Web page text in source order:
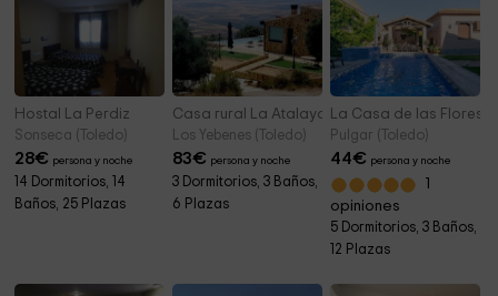
Hostal La Perdiz
Sonseca (Toledo)
28€ persona y noche
14 Dormitorios, 14
Baños, 25 Plazas
Casa rural La Atalaya
Los Yebenes (Toledo)
83€ persona y noche
3 Dormitorios, 3 Baños,
6 Plazas
La Casa de las Flores
Pulgar (Toledo)
44€ persona y noche
opiniones
5 Dormitorios, 3 Baños,
12 Plazas